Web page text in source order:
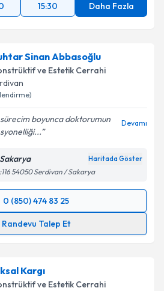
15:30 Daha Fazla
Sinan Abbasoğlu
ve Estetik Cerrahi
boyunca doktorumun
Devamı
Haritada Göster
54050 Serdivan / Sakarya
0 (850) 474 83 25
Randevu Talep Et
Talebi
hazırlandığında e-posta ile
Kargı
ve Estetik Cerrahi